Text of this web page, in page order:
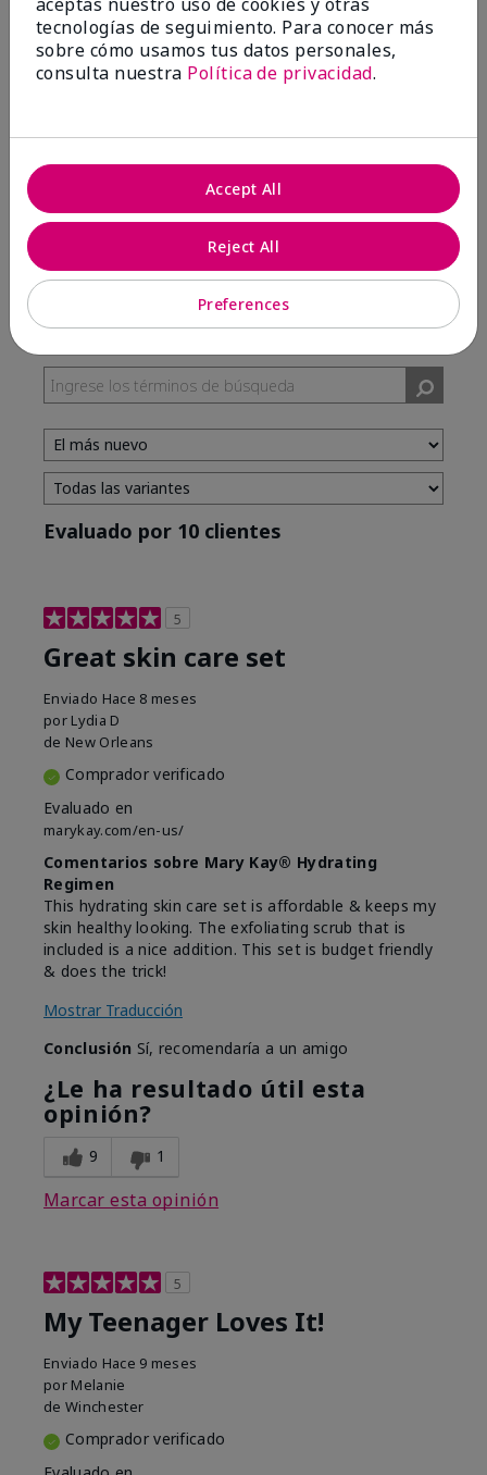
100%
Evaluado por 10 clientes
5
Great skin care set
Enviado Hace 8 meses
por Lydia D
de New Orleans
Comprador verificado
Evaluado en
marykay.com/en-us/
Comentarios sobre Mary Kay® Hydrating
Regimen
This hydrating skin care set is affordable & keeps my
skin healthy looking. The exfoliating scrub that is
included is a nice addition. This set is budget friendly
& does the trick!
Mostrar Traducción
Conclusión Sí, recomendaría a un amigo
¿Le ha resultado útil esta
opinión?
9 1
Marcar esta opinión
5
My Teenager Loves It!
Enviado Hace 9 meses
por Melanie
de Winchester
Comprador verificado
tecnologías de seguimiento. Para conocer más
sobre cómo usamos tus datos personales,
consulta nuestra Política de privacidad.
Preferences
Reject All
Accept All